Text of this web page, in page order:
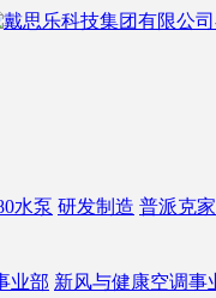
水泵 研发制造 普派克
业部 新风与健康空调事